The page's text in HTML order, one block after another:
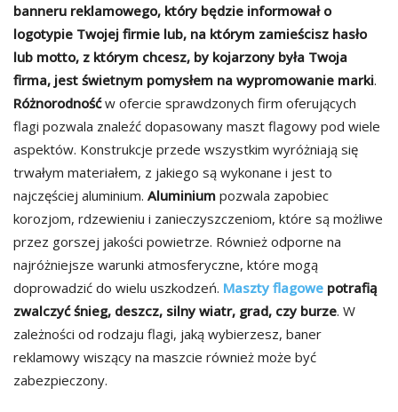
banneru reklamowego, który będzie informował o
logotypie Twojej firmie lub, na którym zamieścisz hasło
lub motto, z którym chcesz, by kojarzony była Twoja
firma, jest świetnym pomysłem na wypromowanie marki.
Różnorodnośćw ofercie sprawdzonych firm oferujących
flagi pozwala znaleźć dopasowany maszt flagowy pod wiele
aspektów. Konstrukcje przede wszystkim wyróżniają się
trwałym materiałem, z jakiego są wykonane i jest to
najczęściej aluminium. Aluminium pozwala zapobiec
korozjom, rdzewieniu i zanieczyszczeniom, które są możliwe
przez gorszej jakości powietrze. Również odporne na
najróżniejsze warunki atmosferyczne, które mogą
doprowadzić do wielu uszkodzeń. Maszty flagowe potrafią
zwalczyć śnieg, deszcz, silny wiatr, grad, czy burze. W
zależności od rodzaju flagi, jaką wybierzesz, baner
reklamowy wiszący na maszcie również może być
zabezpieczony.